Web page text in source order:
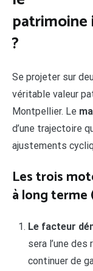
?
Se projeter sur
véritable valeur
Montpellier. Le
d’une trajectoire
ajustements
Les trois
à long terme
Le facteur
sera l’une
continuer de